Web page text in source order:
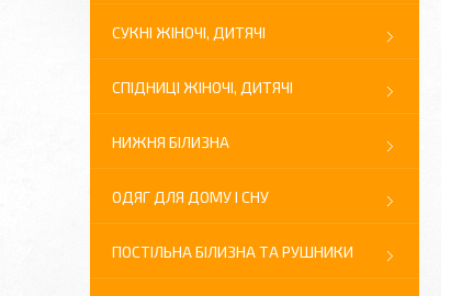
СУКНІ ЖІНОЧІ, ДИТЯЧІ
СПІДНИЦІ ЖІНОЧІ, ДИТЯЧІ
НИЖНЯ БІЛИЗНА
ОДЯГ ДЛЯ ДОМУ І СНУ
ПОСТІЛЬНА БІЛИЗНА ТА РУШНИКИ